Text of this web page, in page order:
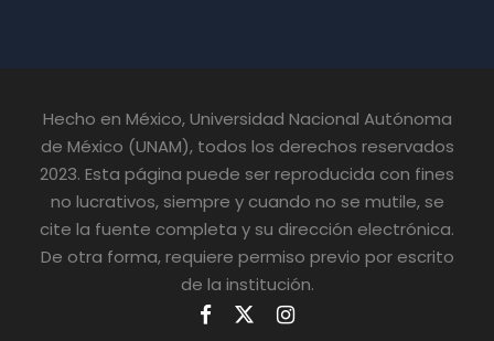
Hecho en México, Universidad Nacional Autónoma
de México (UNAM), todos los derechos reservados
2023. Esta página puede ser reproducida con fines
no lucrativos, siempre y cuando no se mutile, se
cite la fuente completa y su dirección electrónica.
De otra forma, requiere permiso previo por escrito
de la institución.